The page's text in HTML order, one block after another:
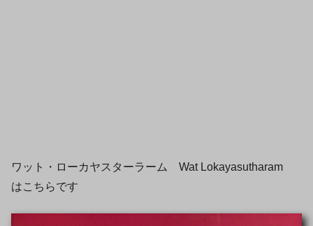
ワット・ローカヤスターラーム Wat Lokayasutharam
はこちらです